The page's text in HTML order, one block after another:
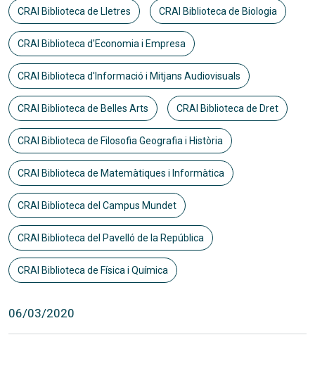
CRAI Biblioteca de Lletres CRAI Biblioteca de Biologia
CRAI Biblioteca d'Economia i Empresa
CRAI Biblioteca d'Informació i Mitjans Audiovisuals
CRAI Biblioteca de Belles Arts CRAI Biblioteca de Dret
CRAI Biblioteca de Filosofia Geografia i Història
CRAI Biblioteca de Matemàtiques i Informàtica
CRAI Biblioteca del Campus Mundet
CRAI Biblioteca del Pavelló de la República
CRAI Biblioteca de Física i Química
06/03/2020